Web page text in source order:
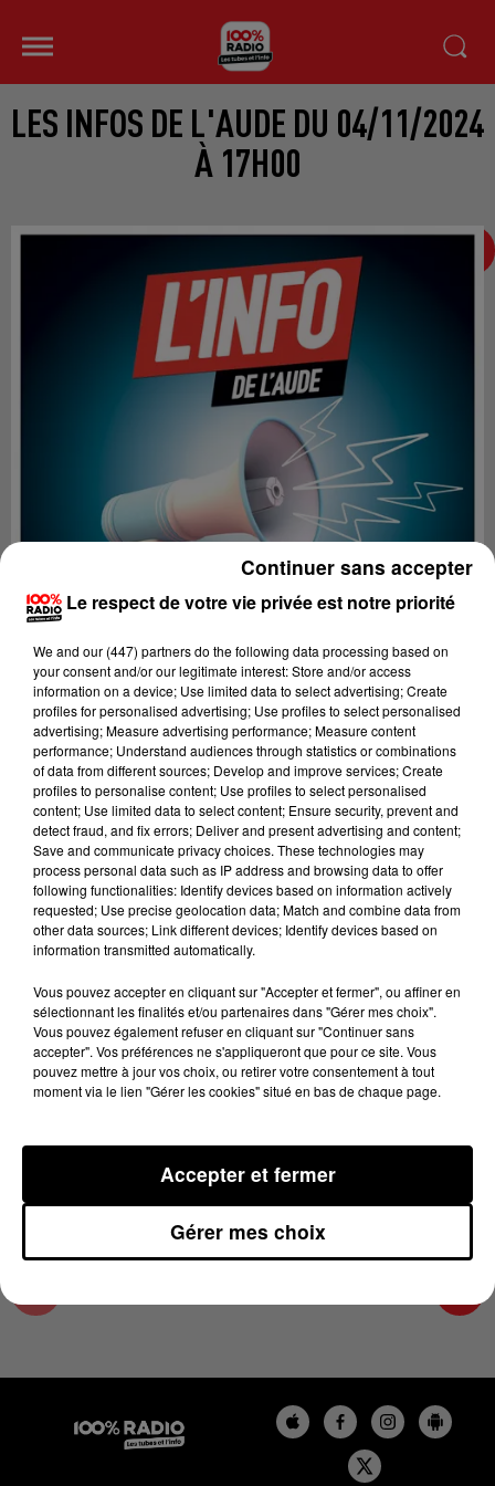
LES INFOS DE L'AUDE DU 04/11/2024
À 17H00
Lecture (4 min 45 sec)
100%
100% Radio les infos de l'Aude
4 novembre 2024 - 4 min 45 sec
LES INFOS DE L'AUDE DU 04/11/2024 À
17H00
Les infos de l'Aude
Le respect de votre vie privée est notre priorité
We and our (447) partnersdo the following data processing based on
your consent and/or our legitimate interest: Store and/or access
information on a device; Use limited data to select advertising; Create
profiles for personalised advertising; Use profiles to select personalised
advertising; Measure advertising performance; Measure content
performance; Understand audiences through statistics or combinations
of data from different sources; Develop and improve services; Create
profiles to personalise content; Use profiles to select personalised
content; Use limited data to select content; Ensure security, prevent and
detect fraud, and fix errors; Deliver and present advertising and content;
Save and communicate privacy choices. These technologies may
process personal data such as IP address and browsing data to offer
following functionalities: Identify devices based on information actively
requested; Use precise geolocation data; Match and combine data from
other data sources; Link different devices; Identify devices based on
information transmitted automatically.
Vous pouvez accepter en cliquant sur "Accepter et fermer", ou affiner en
sélectionnant les finalités et/ou partenaires dans "Gérer mes choix".
Vous pouvez également refuser en cliquant sur "Continuer sans
accepter". Vos préférences ne s'appliqueront que pour ce site. Vous
pouvez mettre à jour vos choix, ou retirer votre consentement à tout
moment via le lien "Gérer les cookies" situé en bas de chaque page.
Gérer mes choix
Accepter et fermer
Continuer sans accepter